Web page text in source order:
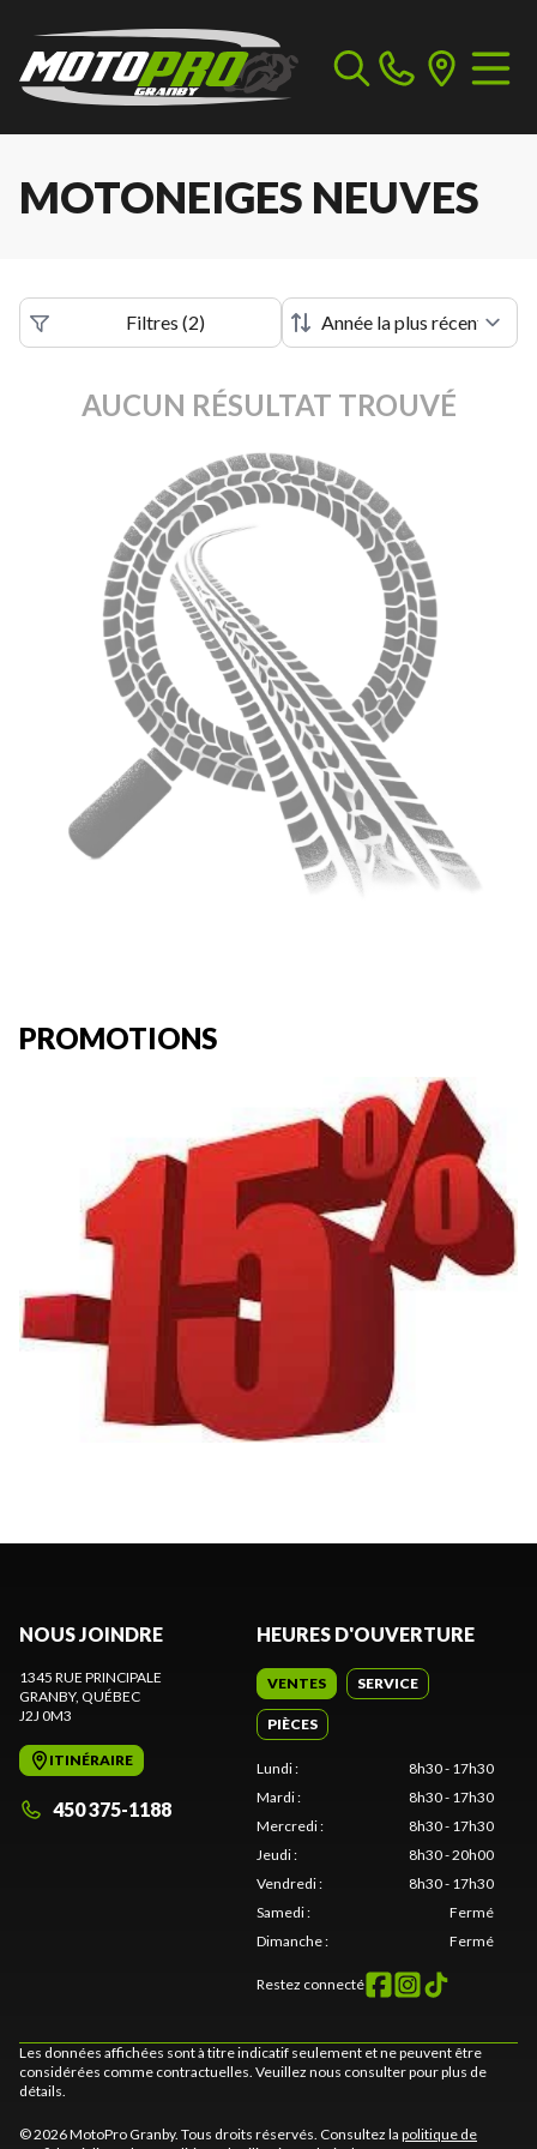
MOTONEIGES NEUVES
Filtres (2)
AUCUN RÉSULTAT TROUVÉ
PROMOTIONS
NOUS JOINDRE
1345 RUE PRINCIPALE
GRANBY, QUÉBEC
J2J 0M3
ITINÉRAIRE
450 375-1188
HEURES D'OUVERTURE
VENTES SERVICE
PIÈCES
Lundi:
8h30 - 17h30
Mardi:
8h30 - 17h30
Mercredi:
8h30 - 17h30
Jeudi:
8h30 - 20h00
Vendredi:
8h30 - 17h30
Samedi:
Fermé
Dimanche: Fermé
Restez connecté
Les données affichées sont à titre indicatif seulement et ne peuvent être
considérées comme contractuelles. Veuillez nous consulter pour plus de
détails.
© 2026 MotoPro Granby. Tous droits réservés. Consultez la politique de